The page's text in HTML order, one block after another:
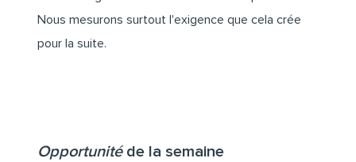
Nous mesurons surtout l'exigence que cela crée
pour la suite.
Opportunitéde la semaine